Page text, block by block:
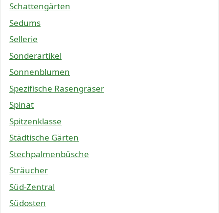
Schattengärten
Sedums
Sellerie
Sonderartikel
Sonnenblumen
Spezifische Rasengräser
Spinat
Spitzenklasse
Städtische Gärten
Stechpalmenbüsche
Sträucher
Süd-Zentral
Südosten